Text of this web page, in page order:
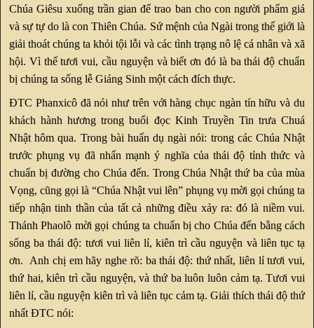
Chúa Giêsu xuống trần gian để trao ban cho con người phẩm giá
và sự tự do là con Thiên Chúa. Sứ mệnh của Ngài trong thế giới là
giải thoát chúng ta khỏi tội lỗi và các tình trạng nô lệ cá nhân và xã
hội. Vì thế tươi vui, cầu nguyện và biết ơn đó là ba thái độ chuẩn
bị chúng ta sống lễ Giáng Sinh một cách đích thực.
ĐTC Phanxicô đã nói như trên với hàng chục ngàn tín hữu và du
khách hành hương trong buổi đọc Kinh Truyền Tin trưa Chuá
Nhật hôm qua. Trong bài huấn dụ ngài nói: trong các Chúa Nhật
trước phụng vụ đã nhấn mạnh ý nghĩa của thái độ tỉnh thức và
chuẩn bị đường cho Chúa đến. Trong Chúa Nhật thứ ba của mùa
Vọng, cũng gọi là “Chúa Nhật vui lên” phụng vụ mời gọi chúng ta
tiếp nhận tinh thần của tất cả những điều xảy ra: đó là niềm vui.
Thánh Phaolô mời gọi chúng ta chuẩn bị cho Chúa đến bằng cách
sống ba thái độ: tươi vui liên lỉ, kiên trì cầu nguyện và liên tục tạ
ơn. Anh chị em hãy nghe rõ: ba thái độ: thứ nhất, liên lỉ tươi vui,
thứ hai, kiên trì cầu nguyện, và thứ ba luôn luôn cảm tạ. Tươi vui
liên lỉ, cầu nguyện kiên trì và liên tục cảm tạ. Giải thích thái độ thứ
nhất ĐTC nói: